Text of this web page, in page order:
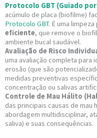
Protocolo GBT (Guiado
acúmulo de placa (biofilme)
Protocolo GBT. É uma
eficiente, que remove o
ambiente bucal saudável.
Avaliação de Risco
uma avaliação completa para
erosão (que são
medidas preventivas
concentração ou salivas
Controle de Mau Hálito
das principais causas de mau
abordagem multidisciplinar,
saliva) e suas consequências.